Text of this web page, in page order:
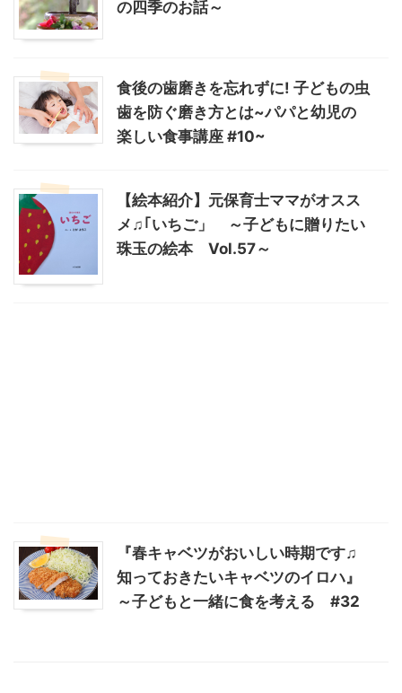
の四季のお話～
食後の歯磨きを忘れずに! 子どもの虫
歯を防ぐ磨き方とは~パパと幼児の
楽しい食事講座 #10~
【絵本紹介】元保育士ママがオスス
メ♫｢いちご」 ～子どもに贈りたい
珠玉の絵本 Vol.57～
『春キャベツがおいしい時期です♫
知っておきたいキャベツのイロハ』
～子どもと一緒に食を考える #32